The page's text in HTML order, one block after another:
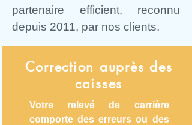
partenaire efficient, reconnu
depuis 2011, par nos clients.
Correction auprès des
caisses
Votre relevé de carrière
comporte des erreurs ou des